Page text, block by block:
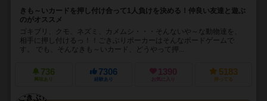
きも～いカードを押し付け合って1人負けを決める！仲良い友達と遊ぶ
のがオススメ
ゴキブリ、クモ、ネズミ、カメムシ・・・そんないや～な動物達を、
相手に押し付けるっ！！ごきぶりポーカーはそんなボードゲームで
す。 でも、そんなきも～いカード、どうやって押...
736
興味あり
7306
経験あり
1390
お気に入り
5183
持ってる